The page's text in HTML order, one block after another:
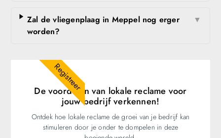
Zal de vliegenplaag in Meppel nog erger
worden?
▼
De voordelen van lokale reclame voor
jouw bedrijf verkennen!
Ontdek hoe lokale reclame de groei van je bedrijf kan
stimuleren door je onder te dompelen in deze
Registreer